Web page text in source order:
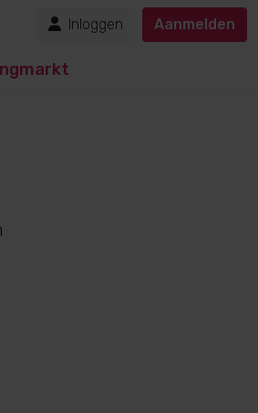
Inloggen Aanmelden